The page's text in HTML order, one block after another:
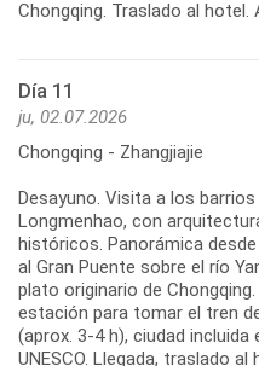
Día 11
ju, 02.07.2026
Chongqing - Zhangjiajie
Desayuno. Visita a los
Longmenhao, con
históricos. Panorámica
al Gran Puente sobre el río
plato originario de
estación para tomar el tren
(aprox. 3-4 h), ciudad incluida